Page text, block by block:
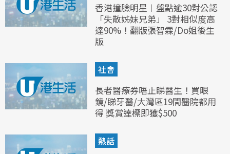
香港撞臉明星︱盤點逾30對公認
「失散姊妹兄弟」 3對相似度高
達90%！翻版張智霖/Do姐後生
版
社會
長者醫療券唔止睇醫生！買眼
鏡/睇牙醫/大灣區19間醫院都用
得 獎賞達標即獲$500
熱話